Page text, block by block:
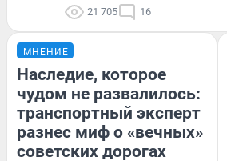
21 705 16
МНЕНИЕ
Наследие, которое
чудом не развалилось:
транспортный эксперт
разнес миф о «вечных»
советских дорогах